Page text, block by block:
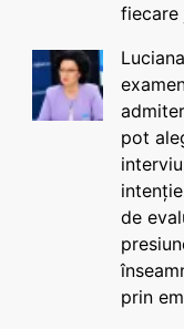
fiecare
pot
de
prin